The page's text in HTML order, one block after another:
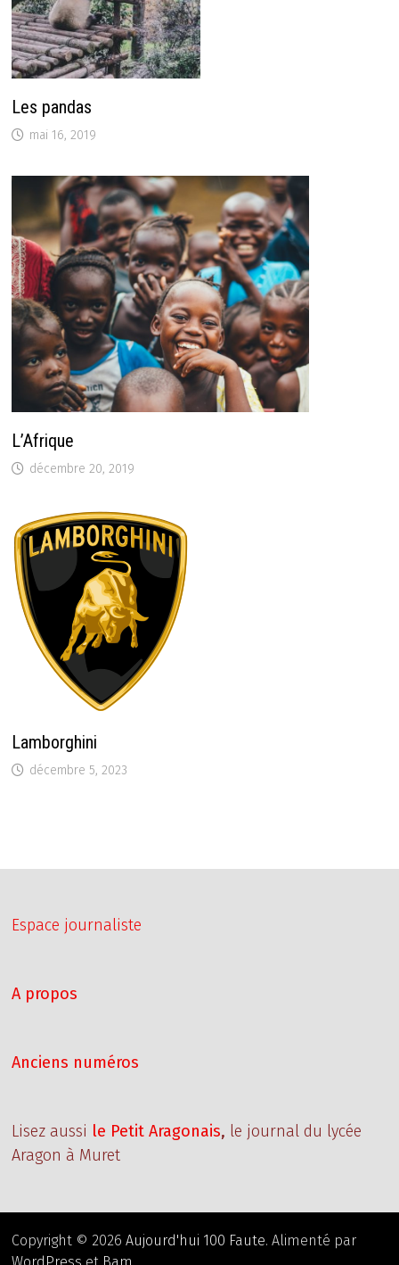
Les pandas
mai 16, 2019
L’Afrique
décembre 20, 2019
Lamborghini
décembre 5, 2023
Espace journaliste
A propos
Anciens numéros
Lisez aussi le Petit Aragonais, le journal du lycée
Aragon à Muret
Copyright © 2026Aujourd'hui 100 Faute. Alimenté par